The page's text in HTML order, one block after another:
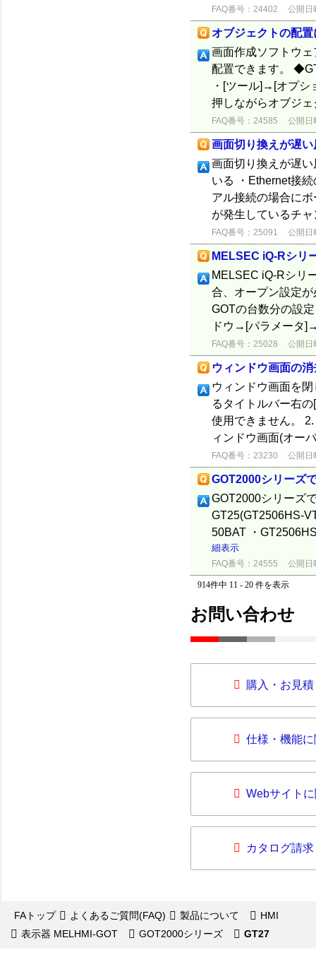
FAQ番号：24402 公開日
オブジェクトの配
画面作成ソフトウ
配置できます。
・[ツール]→[オプシ
押しながらオブジ
FAQ番号：24585 公開日
画面切り換えが遅
画面切り換えが遅
いる ・Ethernet接
アル接続の場合に
が発生しているチ
FAQ番号：25091 公開日
MELSEC iQ-Rシリ
MELSEC iQ-Rシリ
合、オープン設定
GOTの台数分の設
ドウ→[パラメータ
FAQ番号：25028 公開日
ウィンドウ画面の
ウィンドウ画面を
るタイトルバー右
使用できません。
ィンドウ画面(オー
FAQ番号：23230 公開日
GOT2000シリーズ
GOT2000シリーズ
GT25(GT2506HS-
50BAT ・
細表示
FAQ番号：24555 公開日
914件中 11 - 20 件を表示
お問い合わせ
購入・お見
仕様・機能
Webサイト
カタログ請求
FAトップ よくあるご質問(FAQ) 製品について
HMI
表示器 MELHMI-GOT
GOT2000シリーズ GT27